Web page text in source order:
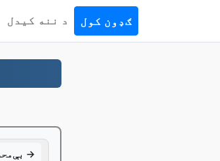
د ننه کیدل ګډون کول
بې‌محدوده تلل →